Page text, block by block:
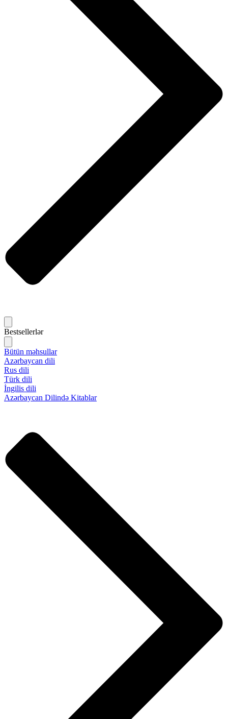
Bestsellerlər
Bütün məhsullar
Azərbaycan dili
Rus dili
Türk dili
İngilis dili
Azərbaycan Dilində Kitablar